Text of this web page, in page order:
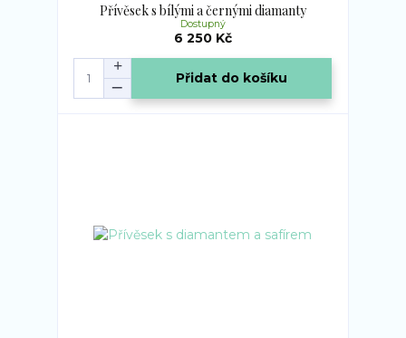
Přívěsek s bílými a černými diamanty
6 250 Kč
Dostupný
Přidat do košíku